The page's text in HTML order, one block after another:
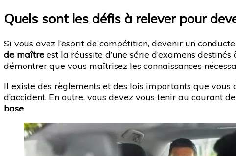
Quels sont les défis à relever pour
Si vous avez l’esprit de compétition, devenir un
de maître est la réussite d’une série d’examens destinés
démontrer que vous maîtrisez les connaissances
Il existe des règlements et des lois importants que
d’accident. En outre, vous devez vous tenir au courant
base.